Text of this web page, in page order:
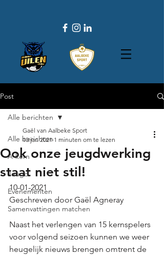
Post
Alle berichten
A-kern
Jeugd
Evenementen
Samenvattingen matchen
Alle berichten
Ook onze jeugdwerking
staat niet stil!
Gaël van Aalbeke Sport
10 jan 2021 1 minuten om te lezen
10-01-2021
Geschreven door Gaël Agneray
Naast het verlengen van 15 kernspelers
voor volgend seizoen kunnen we weer
heugelijk nieuws brengen omtrent de